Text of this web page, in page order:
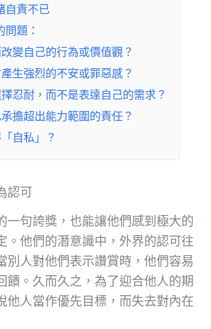
自責不已
題：
變自己的行為或價值觀？
生強烈的不安或罪惡感？
忍耐，而不是表達自己的需求？
擔超出能力範圍的責任？
自私」？
認可
一句誇獎，也能讓他們感到極大的
。他們的潛意識中，外界的認可往
別人對他們表示讚賞時，他們容易
饋。久而久之，為了迎合他人的期
他人當作優先目標，而失去對內在